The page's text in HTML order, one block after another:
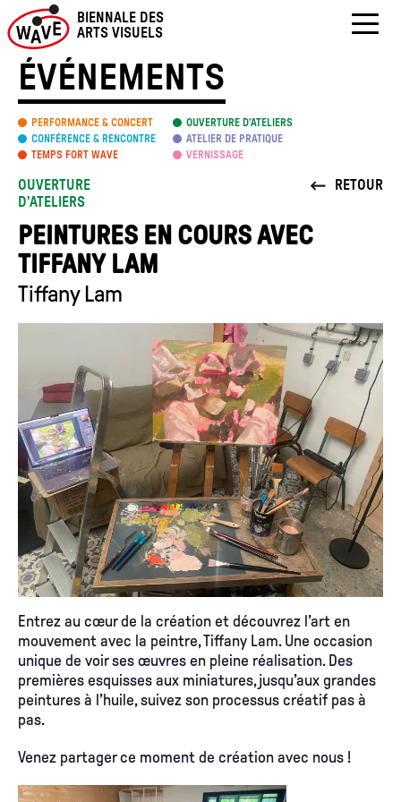
to
content
BIENNALE DES
ARTS VISUELS
ÉVÉNEMENTS
PERFORMANCE & CONCERT
OUVERTURE D’ATELIERS
CONFÉRENCE & RENCONTRE
ATELIER DE PRATIQUE
TEMPS FORT WAVE
VERNISSAGE
OUVERTURE
D'ATELIERS
RETOUR
PEINTURES EN COURS AVEC
TIFFANY LAM
Tiffany Lam
Entrez au cœur de la création et découvrez l’art en
mouvement avec la peintre, Tiffany Lam. Une occasion
unique de voir ses œuvres en pleine réalisation. Des
premières esquisses aux miniatures, jusqu’aux grandes
peintures à l’huile, suivez son processus créatif pas à
pas.
Venez partager ce moment de création avec nous !